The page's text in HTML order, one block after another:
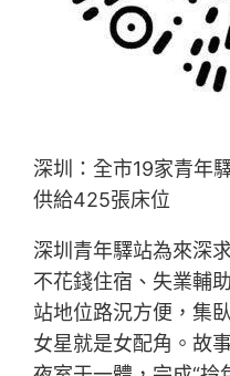
深圳：全市19家青年
供給425張床位
深圳青年驛站為來深
不花錢住宿、失業輔
站地位路況方便，集
女星就是女配角。故